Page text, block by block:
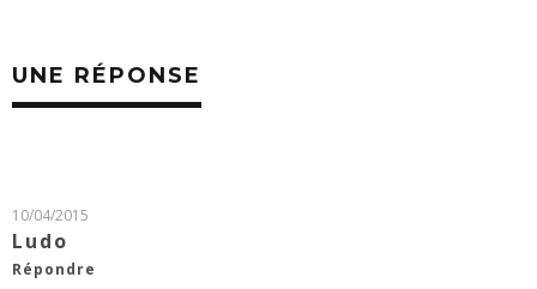
UNE RÉPONSE
10/04/2015
Ludo
Répondre